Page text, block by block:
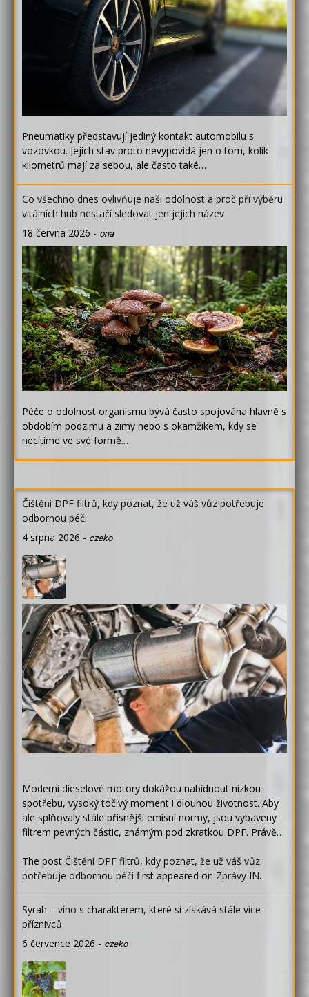
Pneumatiky představují jediný kontakt automobilu s
vozovkou. Jejich stav proto nevypovídá jen o tom, kolik
kilometrů mají za sebou, ale často také…
Co všechno dnes ovlivňuje naši odolnost a proč při výběru
vitálních hub nestačí sledovat jen jejich název
18 června 2026 - ona
Péče o odolnost organismu bývá často spojována hlavně s
obdobím podzimu a zimy nebo s okamžikem, kdy se
necítíme ve své formě.…
Čištění DPF filtrů, kdy poznat, že už váš vůz potřebuje
odbornou péči
4 srpna 2026 - czeko
Moderní dieselové motory dokážou nabídnout nízkou
spotřebu, vysoký točivý moment i dlouhou životnost. Aby
ale splňovaly stále přísnější emisní normy, jsou vybaveny
filtrem pevných částic, známým pod zkratkou DPF. Právě…
The post Čištění DPF filtrů, kdy poznat, že už váš vůz
potřebuje odbornou péči first appeared on Zprávy IN.
Syrah – víno s charakterem, které si získává stále více
příznivců
6 července 2026 - czeko